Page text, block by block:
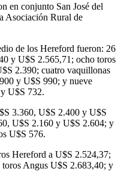
en conjunto San José del
Asociación Rural de
de los Hereford fueron: 26
y U$S 2.565,71; ocho toros
2.390; cuatro vaquillonas
y U$S 990; y nueve
U$S 732.
3.360, U$S 2.400 y U$S
U$S 2.160 y U$S 2.604; y
U$S 576.
Hereford a U$S 2.524,37;
Angus U$S 2.683,40; y